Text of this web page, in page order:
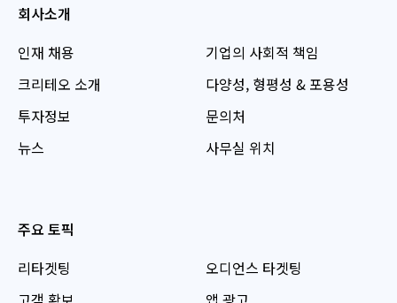
회사소개
인재 채용
크리테오 소개
투자정보
뉴스
기업의 사회적 책임
다양성, 형평성 & 포용성
문의처
사무실 위치
주요 토픽
리타겟팅
오디언스 타겟팅